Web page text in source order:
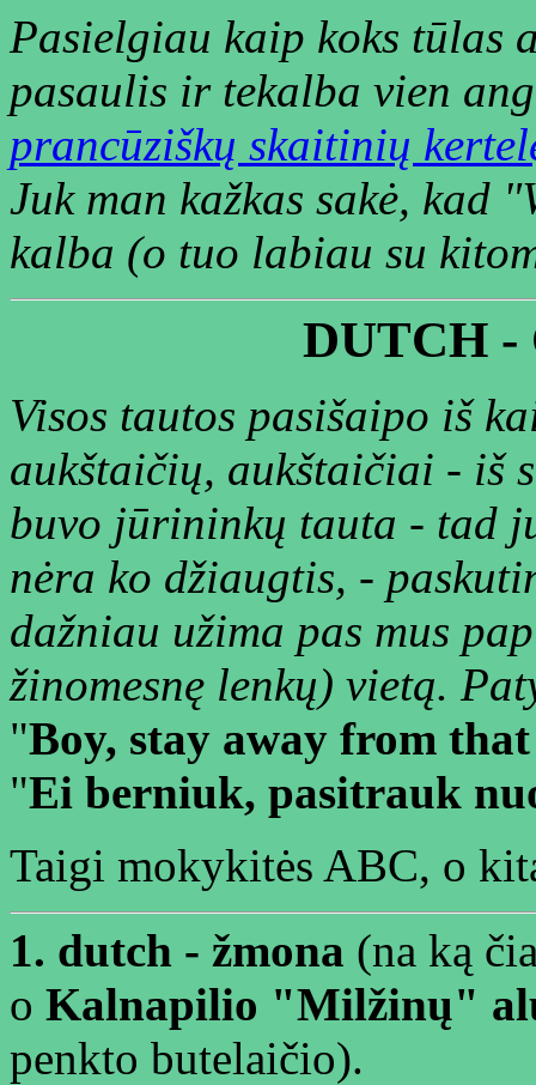
Pasielgiau kaip koks tūlas
pasaulis ir tekalba vien
prancūziškų skaitinių
Juk man kažkas sakė, kad
kalba (o tuo labiau su
DUTCH -
Visos tautos pasišaipo iš
aukštaičių, aukštaičiai - iš
buvo jūrininkų tauta - tad
nėra ko džiaugtis, -
dažniau užima pas mus
žinomesnę lenkų) vietą.
"Boy, stay away from
"Ei berniuk, pasitrauk
Taigi mokykitės ABC, o
1. dutch - žmona (na ką
o Kalnapilio "Milžinų"
penkto butelaičio).